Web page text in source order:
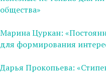
общества»
Марина Цуркан:
для формирования
Дарья Прокопьева: